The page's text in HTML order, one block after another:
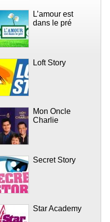
L’amour est
dans le pré
Loft Story
Mon Oncle
Charlie
Secret Story
Star Academy